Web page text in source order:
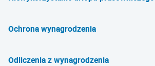
Ochrona wynagrodzenia
Odliczenia z wynagrodzenia